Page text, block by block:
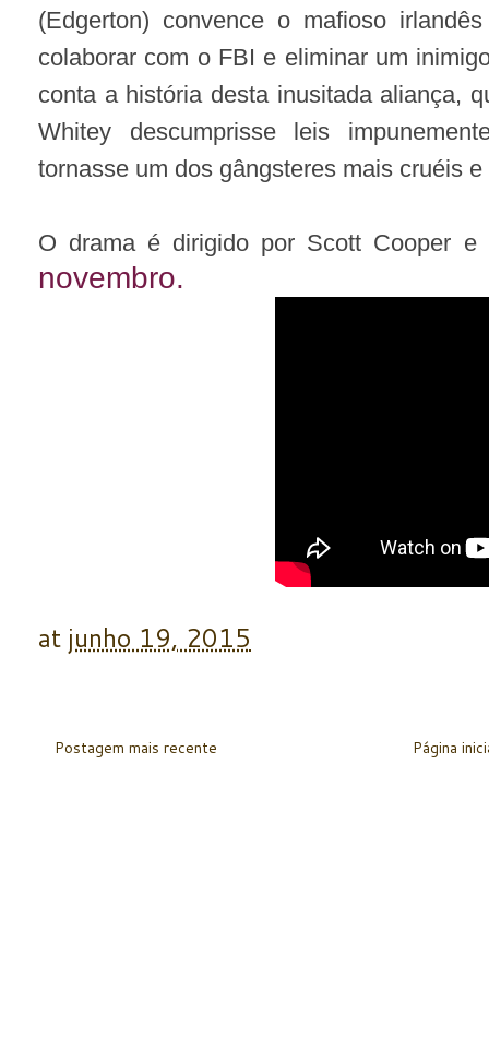
(Edgerton) convence o mafioso
colaborar com o FBI e eliminar um
conta a história desta inusitada aliança,
Whitey descumprisse leis
tornasse um dos gângsteres mais cruéis
O drama é dirigido por Scott Cooper
novembro.
at junho 19, 2015
Postagem mais recente Página